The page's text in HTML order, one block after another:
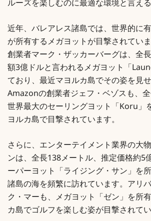
ルーズを楽しむのに最適な環境と言える
近年、バレアレス諸島では、世界的に
が所有するメガヨットが目撃されてい
創業者マーク・ザッカーバーグは、全
額3億ドルと言われるメガヨット「
ており、最近マヨルカ島でその姿を見
Amazonの創業者ジェフ・ベゾスも、
世界最大のセーリングヨット「Koru」
ヨルカ島で目撃されています。
さらに、エンターテイメント業界の大
ンは、全長138メートル、推定価格約5
ーパーヨット「ライジング・サン」を
諸島の海を頻繁に訪れています。アリ
ク・マーも、メガヨット「ゼン」を所
カ島でゴルフを楽しむ姿が目撃されてい